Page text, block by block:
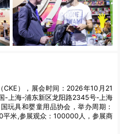
），展会时间：2026年10月21
-上海-浦东新区龙阳路2345号-上海
玩具和婴童用品协会，举办周期：
米,参展观众：100000人，参展商